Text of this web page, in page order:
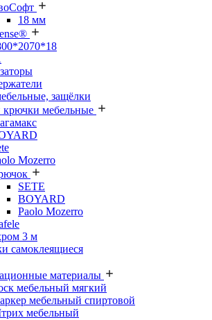
18 мм
защёлки
крючки мебельные
Mozerro
SETE
BOYARD
Paolo Mozerro
3 м
самоклеящиеся
материалы
мебельный мягкий
мебельный спиртовой
мебельный